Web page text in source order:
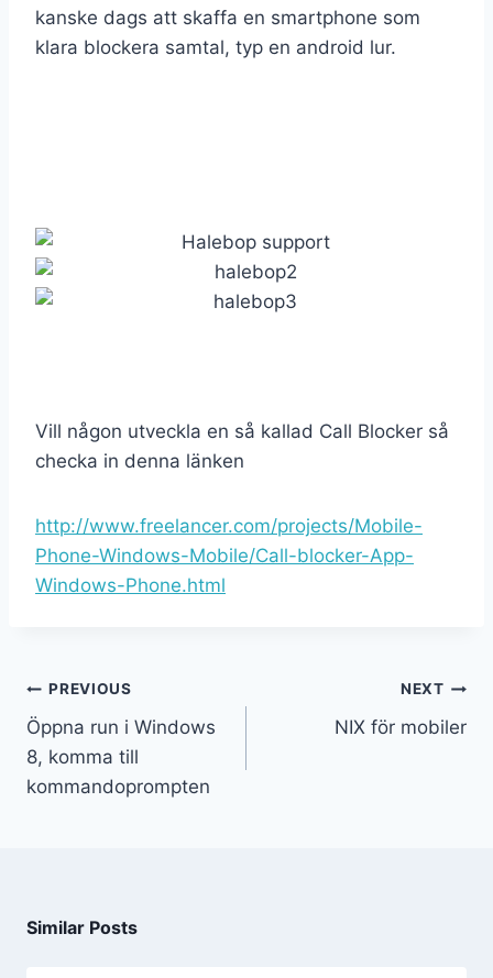
kanske dags att skaffa en smartphone som
klara blockera samtal, typ en android lur.
Vill någon utveckla en så kallad Call Blocker så
checka in denna länken
http://www.freelancer.com/projects/Mobile-
Phone-Windows-Mobile/Call-blocker-App-
Windows-Phone.html
PREVIOUS
Öppna run i Windows
8, komma till
kommandoprompten
NEXT
NIX för mobiler
Similar Posts